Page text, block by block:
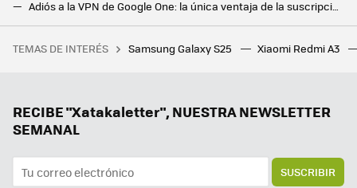
Adiós a la VPN de Google One: la única ventaja de la suscripción de Google es el almacenamiento extra y nada más
Los expertos en psicología coinciden: los adultos que crecieron prefiriendo a Krilin pese a ser el más débil de Dragon Ball hoy tienen una ventaja frente al resto
TEMAS DE INTERÉS Samsung Galaxy S25 Xiaomi Redmi A3
RECIBE "Xatakaletter", NUESTRA NEWSLETTER
SEMANAL
SUSCRIBIR